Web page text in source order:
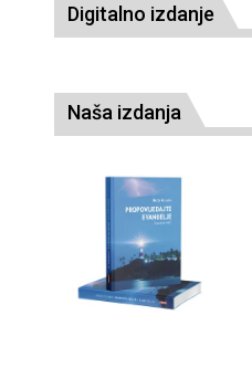
Digitalno izdanje
Naša izdanja